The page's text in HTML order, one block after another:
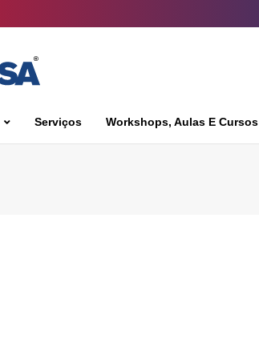
Serviços Workshops, Aulas E Cursos